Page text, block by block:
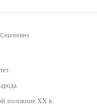
половине XX в.